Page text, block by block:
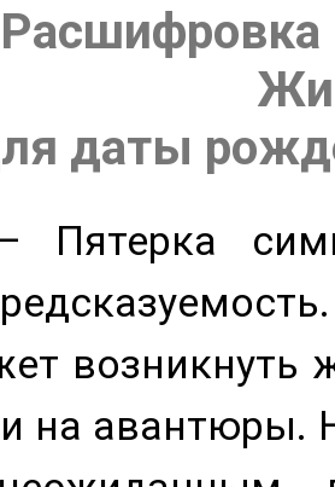
Расшифровка
даты
Пятерка
возникнуть
на авантюры.